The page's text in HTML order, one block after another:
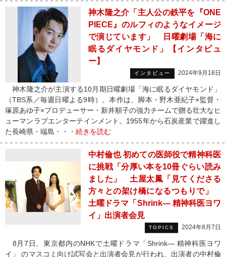
神木隆之介「主人公の鉄平を『ONE
PIECE』のルフィのようなイメージ
で演じています」 日曜劇場「海に
眠るダイヤモンド」【インタビュ
ー】
インタビュー 2024年9月18日
神木隆之介が主演する10月期日曜劇場「海に眠るダイヤモンド」
（TBS系／毎週日曜よる9時）。本作は、脚本・野木亜紀子×監督・
塚原あゆ子×プロデューサー・新井順子の強力チームで贈る壮大なヒ
ューマンラブエンターテインメント。1955年から石炭産業で躍進し
た長崎県・端島・・・ 続きを読む
中村倫也 初めての医師役で精神科医
に挑戦「分厚い本を10冊ぐらい読み
ました」 土屋太鳳「見てくださる
方々との架け橋になるつもりで」
土曜ドラマ「Shrink― 精神科医ヨワ
イ」出演者会見
TOPICS 2024年8月7日
8月7日、東京都内のNHKで土曜ドラマ「Shrink― 精神科医ヨワ
イ」 のマスコミ向け試写会と出演者会見が行われ、出演者の中村倫